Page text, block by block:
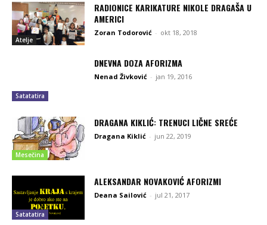
Atelje
RADIONICE KARIKATURE NIKOLE DRAGAŠA U
AMERICI
Zoran Todorović - okt 18, 2018
Satatatira
DNEVNA DOZA AFORIZMA
Nenad Živković - jan 19, 2016
Mesečina
DRAGANA KIKLIĆ: TRENUCI LIČNE SREĆE
Dragana Kiklić - jun 22, 2019
Satatatira
ALEKSANDAR NOVAKOVIĆ AFORIZMI
Deana Sailović - jul 21, 2017